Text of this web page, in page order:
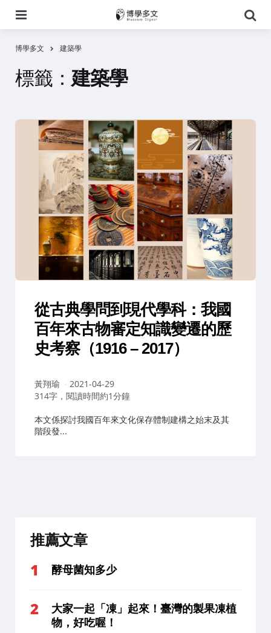
尋
博學多文 建築學
標籤： 建築學
從古典學問到現代學科：我國
百年來古物審定知識變遷的歷
史考察（1916 – 2017）
作
者：
黃翔瑜
2021-04-29
314字，閱讀時間約1分鐘
本文係探討我國百年來文化保存體制建構之始末及其
階段發...
推薦文章
酵母菌知多少
大家一起「凍」起來！臺灣的製果凍植
物，好吃喔！